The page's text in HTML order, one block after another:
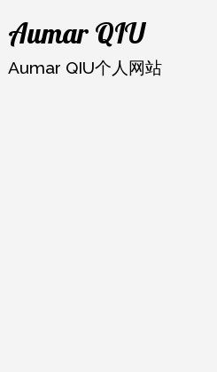
至
内
Aumar QIU
Aumar QIU个人网站